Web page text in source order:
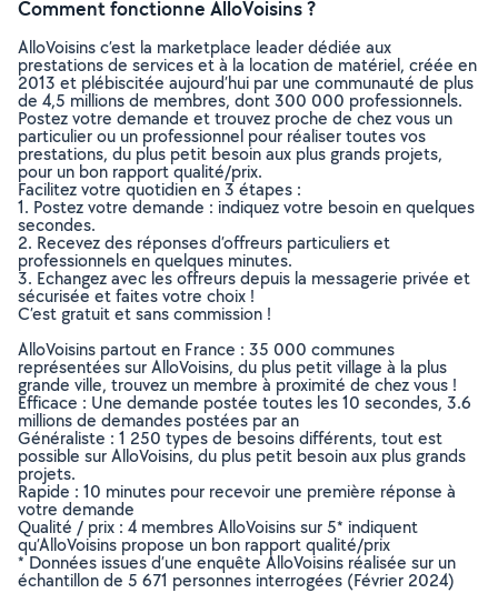
Comment fonctionne AlloVoisins ?
AlloVoisins c’est la marketplace leader dédiée aux
prestations de services et à la location de matériel, créée en
2013 et plébiscitée aujourd’hui par une communauté de plus
de 4,5 millions de membres, dont 300 000 professionnels.
Postez votre demande et trouvez proche de chez vous un
particulier ou un professionnel pour réaliser toutes vos
prestations, du plus petit besoin aux plus grands projets,
pour un bon rapport qualité/prix.
Facilitez votre quotidien en 3 étapes :
1. Postez votre demande : indiquez votre besoin en quelques
secondes.
2. Recevez des réponses d’offreurs particuliers et
professionnels en quelques minutes.
3. Echangez avec les offreurs depuis la messagerie privée et
sécurisée et faites votre choix !
C’est gratuit et sans commission !
AlloVoisins partout en France : 35 000 communes
représentées sur AlloVoisins, du plus petit village à la plus
grande ville, trouvez un membre à proximité de chez vous !
Efficace : Une demande postée toutes les 10 secondes, 3.6
millions de demandes postées par an
Généraliste : 1 250 types de besoins différents, tout est
possible sur AlloVoisins, du plus petit besoin aux plus grands
projets.
Rapide : 10 minutes pour recevoir une première réponse à
votre demande
Qualité / prix : 4 membres AlloVoisins sur 5* indiquent
qu’AlloVoisins propose un bon rapport qualité/prix
* Données issues d’une enquête AlloVoisins réalisée sur un
échantillon de 5 671 personnes interrogées (Février 2024)